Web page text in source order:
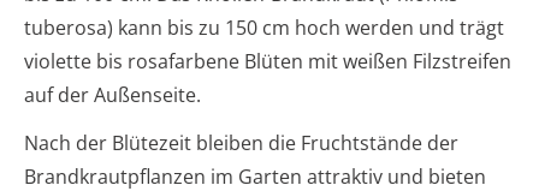
tuberosa) kann bis zu 150 cm hoch werden und trägt
violette bis rosafarbene Blüten mit weißen Filzstreifen
auf der Außenseite.
Nach der Blütezeit bleiben die Fruchtstände der
Brandkrautpflanzen im Garten attraktiv und bieten